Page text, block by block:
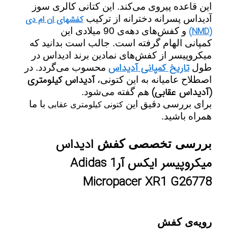
این قاعده پیروی می‌کند. این کتانی کالری سوز
آدیداس پسرانه دخترانه از ترکیب کفشهای اِن ام دی
(NMD)
و کفش‌های دهه‌ی 90 میلادی این
کمپانی
الهام گرفته است. جالب است بدانید که
میکروپیسر از کفش‌های نمادین برند ادیداس در
طولتاریخ کمپانی آدیداس محسوب می‌گردد. در
اصطلاح عامیانه به این کتونی،آدیداس کیلومتری
(آدیداس عقابی) هم گفته می‌شود.
برای بررسی دقیق این کتونی کیلومتری عقابی با ما
همراه باشید.
بررسی تخصصی کفش ادیداس
میکروپیسر ایکس آر1 Adidas
Micropacer XR1 G26778
رویه‌ی کفش